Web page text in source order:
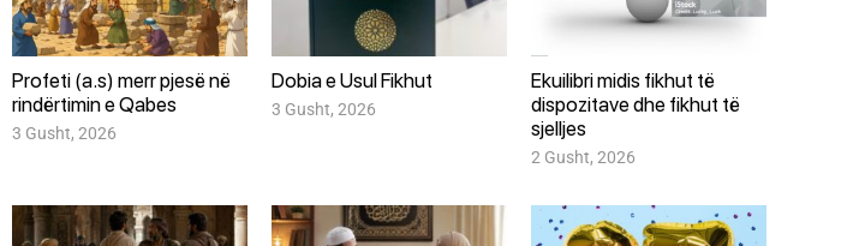
Profeti (a.s) merr pjesë në
rindërtimin e Qabes
3 Gusht, 2026
Dobia e Usul Fikhut
3 Gusht, 2026
Ekuilibri midis fikhut të
dispozitave dhe fikhut të
sjelljes
2 Gusht, 2026